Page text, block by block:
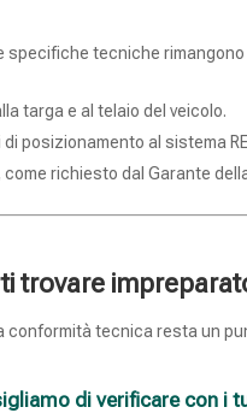
tecniche rimangono
targa e al telaio del veicolo.
posizionamento al sistema
richiesto dal Garante
trovare
tecnica resta un
di verificare con i